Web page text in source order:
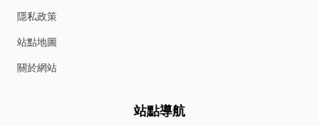
隱私政策
站點地圖
關於網站
站點導航